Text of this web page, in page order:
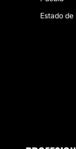
Estado